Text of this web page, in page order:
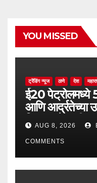
YOU MISSED
ट्रेंडिंग न्यूज ठाणे देश
ई20
आणि आर्द्रतेच्या
सिद्ध झाले नाहीत
AUG 8, 2026
COMMENTS